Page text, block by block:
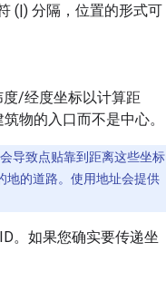
(|) 分隔，位置的形式可
度/经度坐标以计算距
物的入口而不是中心。
导致点贴靠到距离这些坐标
地的道路。使用地址会提供
。如果您确实要传递坐